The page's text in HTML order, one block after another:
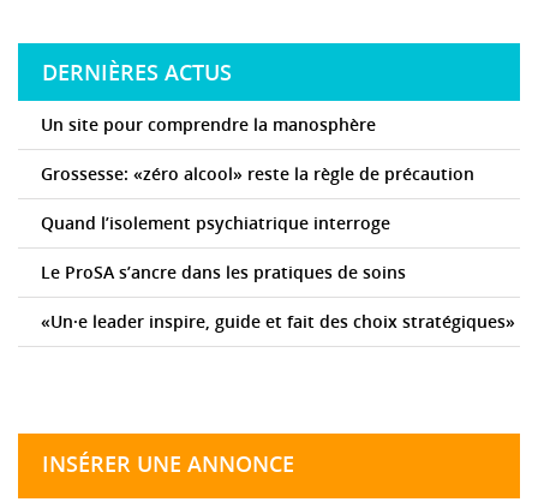
DERNIÈRES ACTUS
Un site pour comprendre la manosphère
Grossesse: «zéro alcool» reste la règle de précaution
Quand l’isolement psychiatrique interroge
Le ProSA s’ancre dans les pratiques de soins
«Un·e leader inspire, guide et fait des choix stratégiques»
INSÉRER UNE ANNONCE